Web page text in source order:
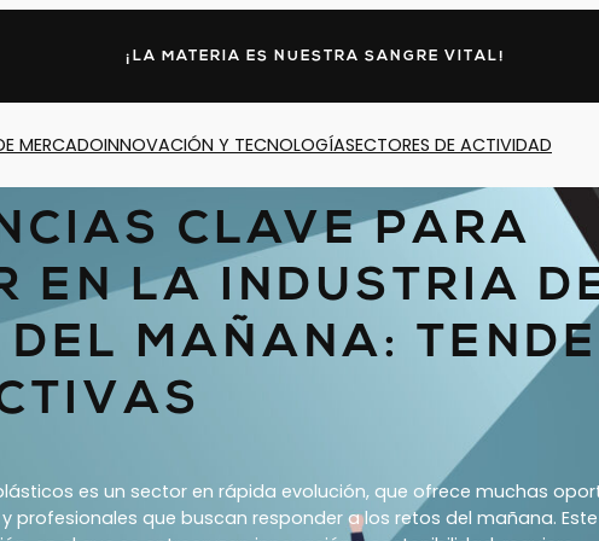
¡LA MATERIA ES NUESTRA SANGRE VITAL!
MERCADOINNOVACIÓN Y TECNOLOGÍASECTORES DE ACTIVIDAD
CLAVE PARA
EN LA INDUSTRIA
MAÑANA:
es un sector en rápida evolución, que ofrece muchas
profesionales que buscan responder a los retos del mañana.